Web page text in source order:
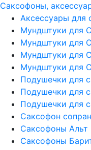
Саксофоны,
Аксессуары для
Мундштуки для
Мундштуки для
Мундштуки для
Мундштуки для
Подушечки для
Подушечки для
Подушечки для
Саксофон
Саксофоны Альт
Саксофоны